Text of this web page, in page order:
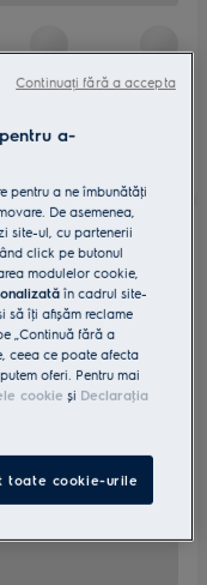
a-
pentru a ne îmbunătăţi
De asemenea,
site-ul, cu partenerii
click pe butonul
modulelor cookie,
în cadrul site-
să îţi afișăm reclame
„Continuă fără a
ceea ce poate afecta
oferi. Pentru mai
cookie și Declaraţia
toate cookie-urile
Continuați fără a accepta